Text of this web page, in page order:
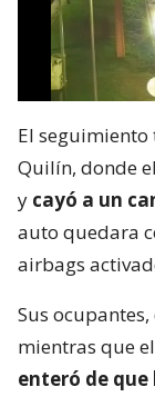
El seguimiento
Quilín, donde
y cayó a un
auto quedara
airbags
Sus
mientras que
enteró de